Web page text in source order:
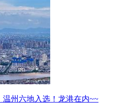
州六地入选！龙港在内~~